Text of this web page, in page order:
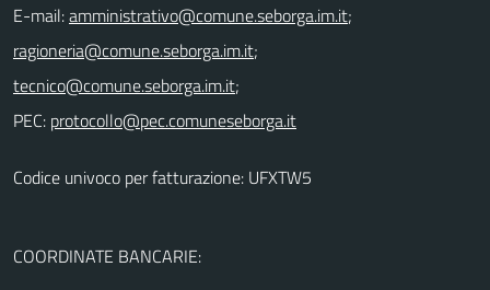
E-mail:
;
;
;
PEC:
Codice univoco per fatturazione: UFXTW5
COORDINATE BANCARIE: